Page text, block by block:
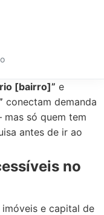
[bairro]” e
conectam demanda
só quem tem
antes de ir ao
no
e capital de